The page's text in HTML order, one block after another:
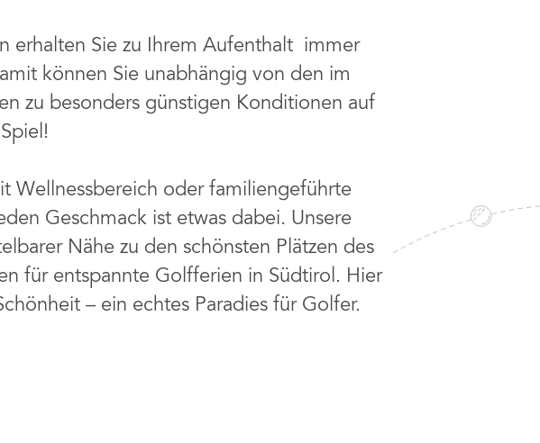
erhalten Sie zu Ihrem Aufenthalt immer
können Sie unabhängig von den im
zu besonders günstigen Konditionen auf
Wellnessbereich oder familiengeführte
Geschmack ist etwas dabei. Unsere
Nähe zu den schönsten Plätzen des
für entspannte Golfferien in Südtirol. Hier
– ein echtes Paradies für Golfer.